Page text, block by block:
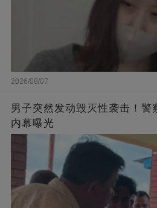
2026/08/07
男子突然发动毁灭性袭击！警
内幕曝光